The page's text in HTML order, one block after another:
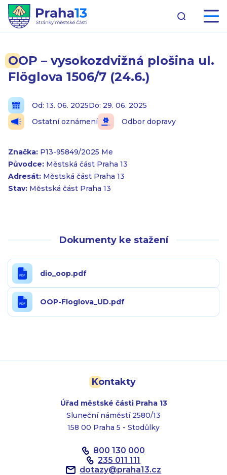
OOP – vysokozdvižná plošina ul.
Flöglova 1506/7 (24.6.)
Od: 13. 06. 2025Do: 29. 06. 2025
Ostatní oznámení
Odbor dopravy
Značka: P13-95849/2025 Me
Původce: Městská část Praha 13
Adresát: Městská část Praha 13
Stav: Městská část Praha 13
Dokumenty ke stažení
dio_oop.pdf
OOP-Floglova_UD.pdf
Kontakty
Úřad městské části Praha 13
Sluneční náměstí 2580/13
158 00 Praha 5 - Stodůlky
800 130 000
235 011 111
dotazy@praha13.cz